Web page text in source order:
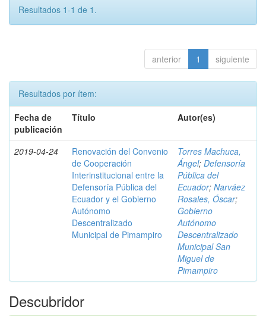
Resultados 1-1 de 1.
anterior 1 siguiente
Resultados por ítem:
Fecha de
publicación
Título Autor(es)
2019-04-24
Renovación del Convenio
de Cooperación
Interinstitucional entre la
Defensoría Pública del
Ecuador y el Gobierno
Autónomo
Descentralizado
Municipal de Pimampiro
Torres Machuca,
Ángel; Defensoría
Pública del
Ecuador; Narváez
Rosales, Óscar;
Gobierno
Autónomo
Descentralizado
Municipal San
Miguel de
Pimampiro
Descubridor